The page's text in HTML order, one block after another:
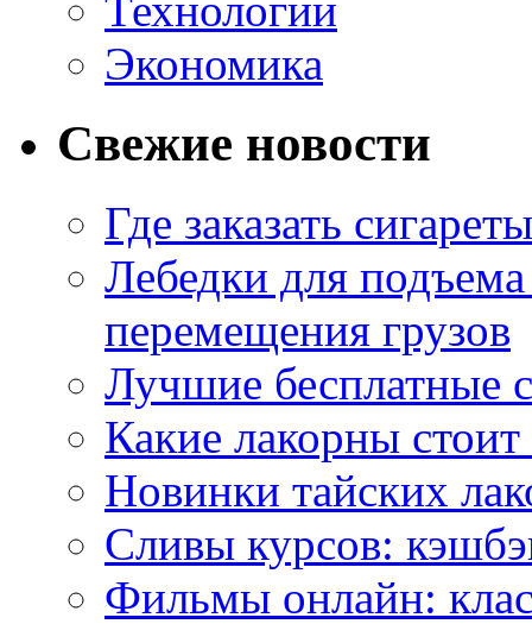
Технологии
Экономика
Свежие новости
Где заказать
Лебедки для
перемещения грузов
Лучшие бесплатные
Какие лакорны стоит
Новинки тайских
Сливы курсов:
Фильмы онлайн: